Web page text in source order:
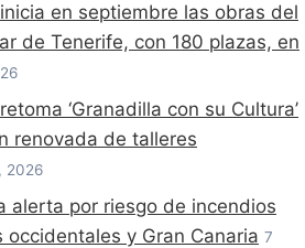
en septiembre las obras del
de Tenerife, con 180 plazas, en
‘Granadilla con su Cultura’
renovada de talleres
2026
alerta por riesgo de incendios
y Gran Canaria 7